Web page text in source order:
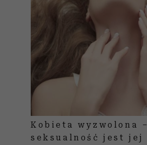
Kobieta wyzwolona –
seksualność jest jej